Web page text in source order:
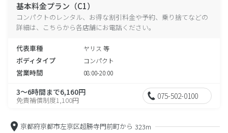
基本料金プラン（C1）
コンパクトのレンタル、お得な割引料金や予約、乗り捨てなどの
詳細は、こちらから各店舗にお電話ください。
代表車種 ヤリス 等
ボディタイプ コンパクト
営業時間 08:00-20:00
3～6時間まで6,160円
免責補償制度1,100円 075-502-0100
京都府京都市左京区超勝寺門前町から 323m